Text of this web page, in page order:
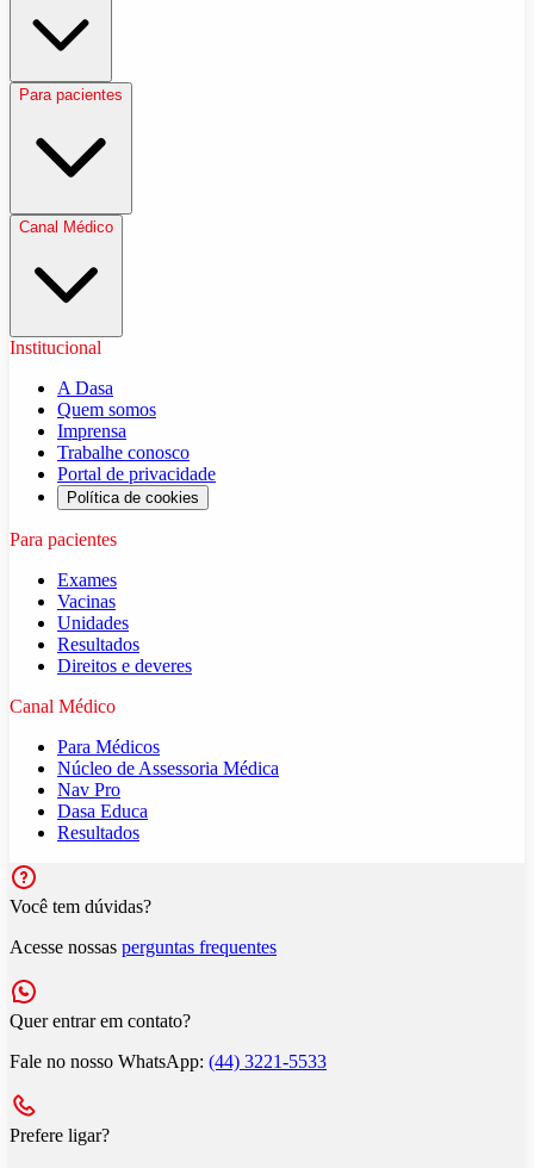
Para pacientes
Canal Médico
Institucional
A Dasa
Quem somos
Imprensa
Trabalhe conosco
Portal de privacidade
Política de cookies
Para pacientes
Exames
Vacinas
Unidades
Resultados
Direitos e deveres
Canal Médico
Para Médicos
Núcleo de Assessoria Médica
Nav Pro
Dasa Educa
Resultados
Você tem dúvidas?
Acesse nossas perguntas frequentes
Quer entrar em contato?
Fale no nosso WhatsApp: (44) 3221-5533
Prefere ligar?